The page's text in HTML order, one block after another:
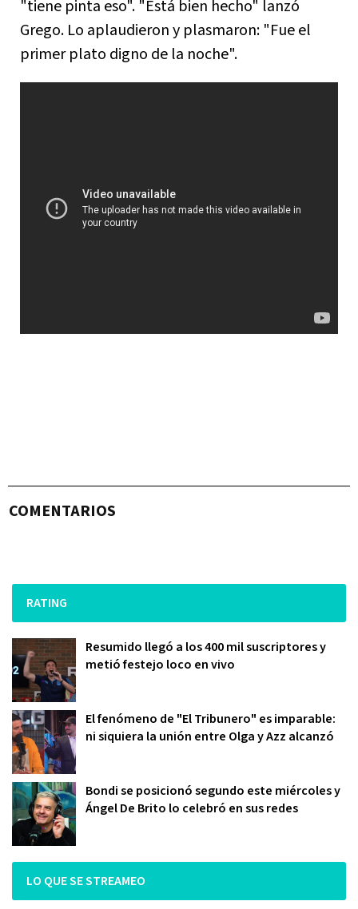
"tiene pinta eso". "Está bien hecho" lanzó
Grego. Lo aplaudieron y plasmaron: "Fue el
primer plato digno de la noche".
COMENTARIOS
RATING
Resumido llegó a los 400 mil suscriptores y
metió festejo loco en vivo
El fenómeno de "El Tribunero" es imparable:
ni siquiera la unión entre Olga y Azz alcanzó
Bondi se posicionó segundo este miércoles y
Ángel De Brito lo celebró en sus redes
LO QUE SE STREAMEO